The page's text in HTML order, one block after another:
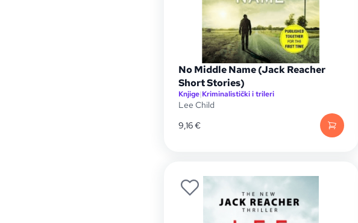
No Middle Name (Jack Reacher
Short Stories)
Knjige|Kriminalistički i trileri
Lee Child
9,16€